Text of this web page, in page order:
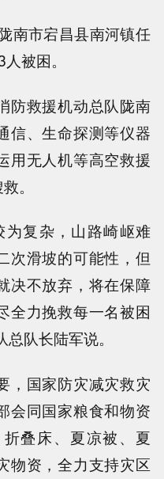
市宕昌县南河镇任
被困。
救援机动总队陇南
信、生命探测等仪器
用无人机等高空救援
。
复杂，山路崎岖难
次滑坡的可能性，但
决不放弃，将在保障
全力挽救每一名被困
队长陆军说。
国家防灾减灾救灾
会同国家粮食和物资
叠床、夏凉被、夏
物资，全力支持灾区